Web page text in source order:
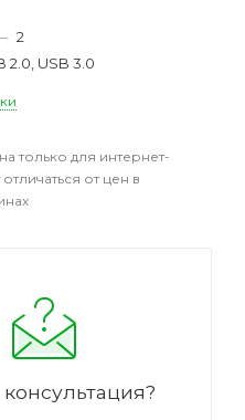
2
2.0, USB 3.0
только для интернет-
от цен в